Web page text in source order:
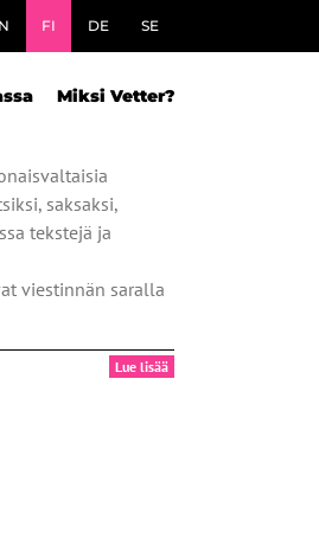
FI DE SE
Miksi Vetter?
saksaksi,
tekstejä ja
viestinnän saralla
Lue lisää